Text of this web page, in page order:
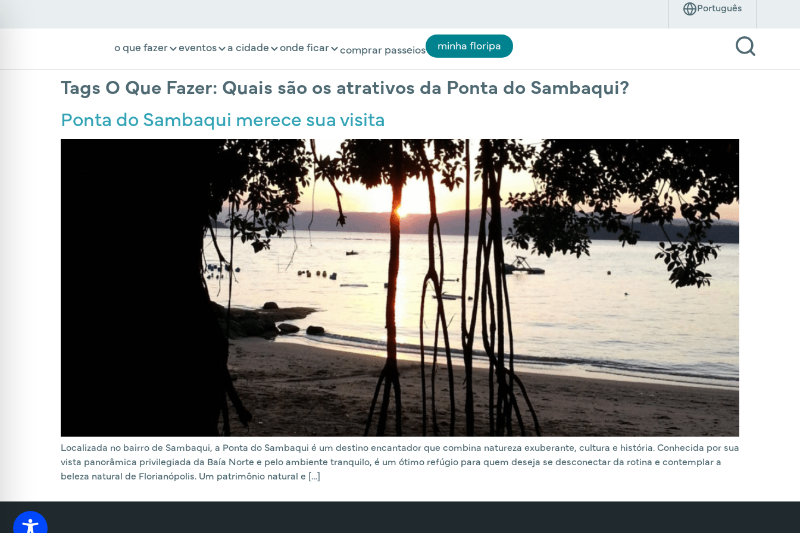
o que fazer eventos a cidade onde ficar comprar passeios minha floripa
Tags O Que Fazer: Quais são os atrativos da Ponta do Sambaqui?
Ponta do Sambaqui merece sua visita
Localizada no bairro de Sambaqui, a Ponta do Sambaqui é um destino encantador que combina natureza exuberante, cultura e história. Conhecida por sua
vista panorâmica privilegiada da Baía Norte e pelo ambiente tranquilo, é um ótimo refúgio para quem deseja se desconectar da rotina e contemplar a
beleza natural de Florianópolis. Um patrimônio natural e […]